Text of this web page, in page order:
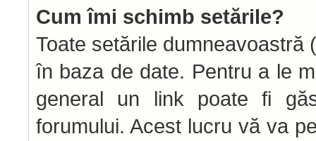
Cum îmi schimb setările?
Toate setările
în baza de date. Pentru a le
general un link poate fi
forumului. Acest lucru vă va